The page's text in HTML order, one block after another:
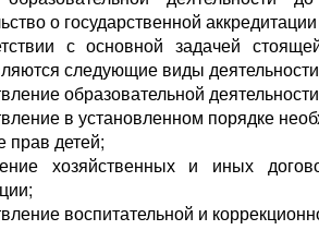
о государственной
с основной задачей
следующие виды
образовательной
в установленном порядке
прав детей;
хозяйственных и иных
воспитательной и